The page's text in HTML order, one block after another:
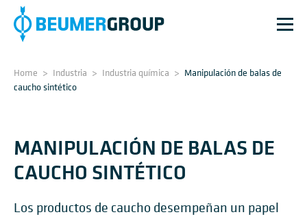
Home > Industria > Industria química > Manipulación de balas de
caucho sintético
MANIPULACIÓN DE BALAS DE
CAUCHO SINTÉTICO
Los productos de caucho desempeñan un papel